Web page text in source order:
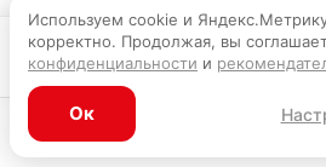
Главная
Тепловая завеса КЭВ-12П3041E
Используем cookie и
корректно. Продолжая, вы
конфиденциальности и
Ок
Запросить